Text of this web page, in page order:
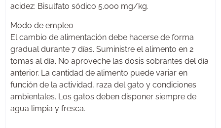
acidez: Bisulfato sódico 5.000 mg/kg.
Modo de empleo
El cambio de alimentación debe hacerse de forma
gradual durante 7 días. Suministre el alimento en 2
tomas al día. No aproveche las dosis sobrantes del día
anterior. La cantidad de alimento puede variar en
función de la actividad, raza del gato y condiciones
ambientales. Los gatos deben disponer siempre de
agua limpia y fresca.